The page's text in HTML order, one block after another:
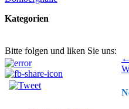
Kategorien
Bitte folgen und liken Sie uns:
Beitragsnavigation